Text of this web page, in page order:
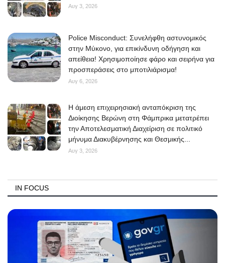
Αυγ 3, 2026
Police Misconduct: Συνελήφθη αστυνομικός
στην Μύκονο, για επικίνδυνη οδήγηση και
απείθεια! Χρησιμοποίησε φάρο και σειρήνα για
προσπεράσεις στο μποτιλιάρισμα!
Αυγ 6, 2026
Η άμεση επιχειρησιακή ανταπόκριση της
Διοίκησης Βερώνη στη Φάμπρικα μετατρέπει
την Αποτελεσματική Διαχείριση σε πολιτικό
μήνυμα Διακυβέρνησης και Θεσμικής...
Αυγ 3, 2026
IN FOCUS